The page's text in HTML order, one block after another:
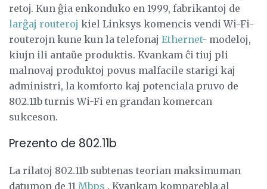
retoj. Kun ĝia enkonduko en 1999, fabrikantoj de
larĝaj routeroj kiel Linksys komencis vendi Wi-Fi-
routerojn kune kun la telefonaj Ethernet- modeloj,
kiujn ili antaŭe produktis. Kvankam ĉi tiuj pli
malnovaj produktoj povus malfacile starigi kaj
administri, la komforto kaj potenciala pruvo de
802.11b turnis Wi-Fi en grandan komercan
sukceson.
Prezento de 802.11b
La rilatoj 802.11b subtenas teorian maksimuman
datumon de 11 Mbps . Kvankam komparebla al